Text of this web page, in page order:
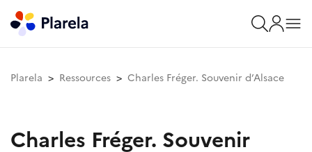
Plarela Ressources Charles Fréger. Souvenir d’Alsace
Charles Fréger. Souvenir